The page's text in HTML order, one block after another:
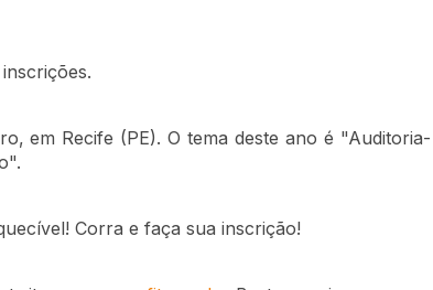
em Recife (PE). O tema deste ano é "Auditoria-
Corra e faça sua inscrição!